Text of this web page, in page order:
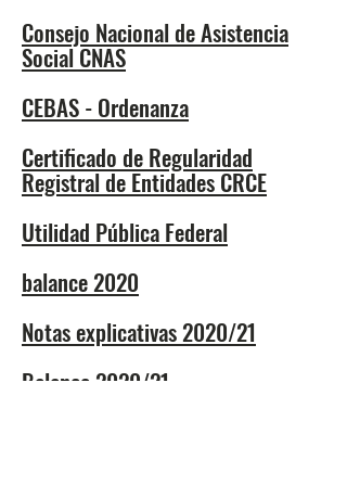
Consejo Nacional de Asistencia
Social CNAS
CEBAS - Ordenanza
Certificado de Regularidad
Registral de Entidades CRCE
Utilidad Pública Federal
balance 2020
Notas explicativas 2020/21
Balance 2020/21